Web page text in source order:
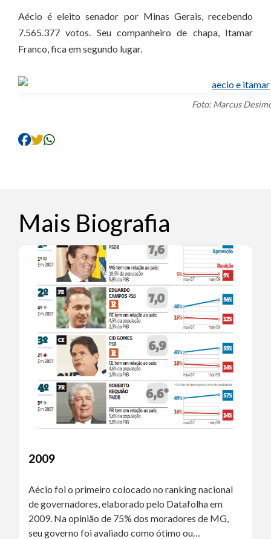
Aécio é eleito senador por Minas Gerais, recebendo
7.565.377 votos. Seu companheiro de chapa, Itamar
Franco, fica em segundo lugar.
Foto: Marcus
Mais Biografia
2009
Aécio foi o primeiro colocado no ranking nacional
de governadores, elaborado pelo Datafolha em
2009. Na opinião de 75% dos moradores de MG,
seu governo foi avaliado como ótimo ou…